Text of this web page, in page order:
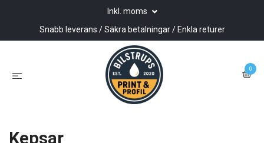
Inkl. moms
Snabb leverans / Säkra betalningar / Enkla returer
0
Kepsar